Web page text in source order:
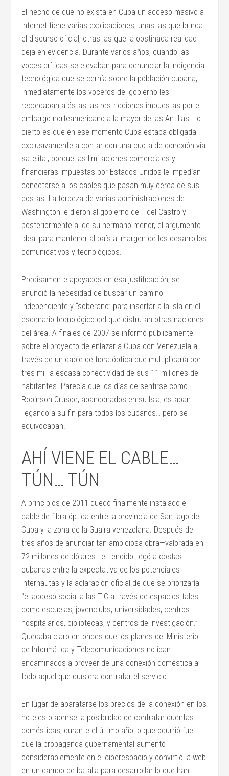
El hecho de que no exista en Cuba un acceso masivo a
Internet tiene varias explicaciones, unas las que brinda
el discurso oficial, otras las que la obstinada realidad
deja en evidencia. Durante varios años, cuando las
voces críticas se elevaban para denunciar la indigencia
tecnológica que se cernía sobre la población cubana,
inmediatamente los voceros del gobierno les
recordaban a éstas las restricciones impuestas por el
embargo norteamericano a la mayor de las Antillas. Lo
cierto es que en ese momento Cuba estaba obligada
exclusivamente a contar con una cuota de conexión vía
satelital, porque las limitaciones comerciales y
financieras impuestas por Estados Unidos le impedían
conectarse a los cables que pasan muy cerca de sus
costas. La torpeza de varias administraciones de
Washington le dieron al gobierno de Fidel Castro y
posteriormente al de su hermano menor, el argumento
ideal para mantener al país al margen de los desarrollos
comunicativos y tecnológicos.
Precisamente apoyados en esa justificación, se
anunció la necesidad de buscar un camino
independiente y “soberano” para insertar a la Isla en el
escenario tecnológico del que disfrutan otras naciones
del área. A finales de 2007 se informó públicamente
sobre el proyecto de enlazar a Cuba con Venezuela a
través de un cable de fibra óptica que multiplicaría por
tres mil la escasa conectividad de sus 11 millones de
habitantes. Parecía que los días de sentirse como
Robinson Crusoe, abandonados en su Isla, estaban
llegando a su fin para todos los cubanos… pero se
equivocaban.
AHÍ VIENE EL CABLE…
TÚN… TÚN
A principios de 2011 quedó finalmente instalado el
cable de fibra óptica entre la provincia de Santiago de
Cuba y la zona de la Guaira venezolana. Después de
tres años de anunciar tan ambiciosa obra—valorada en
72 millones de dólares—el tendido llegó a costas
cubanas entre la expectativa de los potenciales
internautas y la aclaración oficial de que se priorizaría
“el acceso social a las TIC a través de espacios tales
como escuelas, jovenclubs, universidades, centros
hospitalarios, bibliotecas, y centros de investigación.”
Quedaba claro entonces que los planes del Ministerio
de Informática y Telecomunicaciones no iban
encaminados a proveer de una conexión doméstica a
todo aquel que quisiera contratar el servicio.
En lugar de abaratarse los precios de la conexión en los
hoteles o abrirse la posibilidad de contratar cuentas
domésticas, durante el último año lo que ocurrió fue
que la propaganda gubernamental aumentó
considerablemente en el ciberespacio y convirtió la web
en un campo de batalla para desarrollar lo que han